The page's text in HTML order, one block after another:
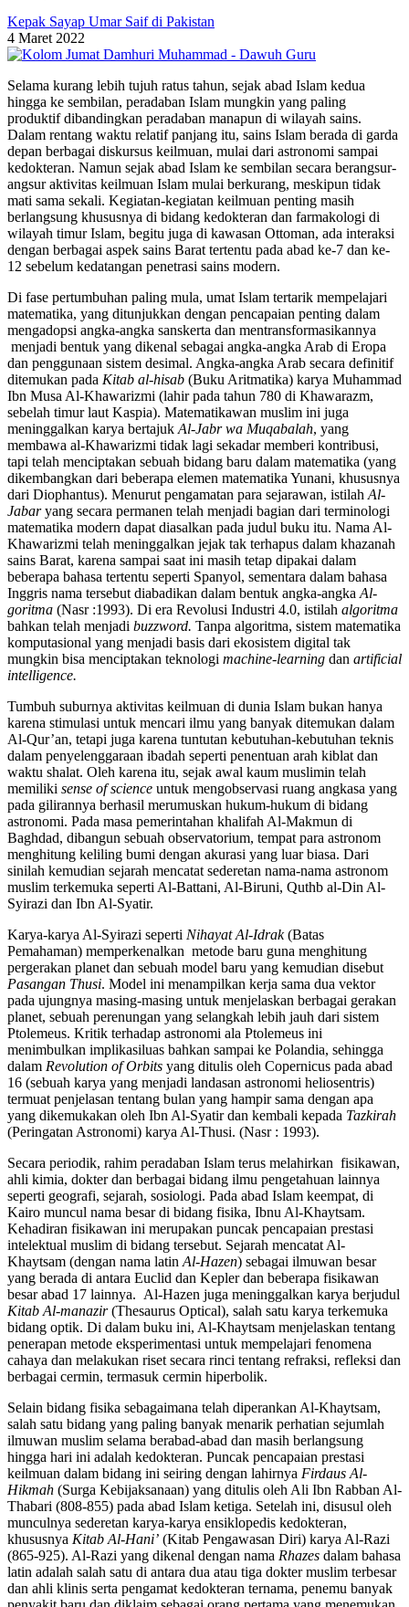
Kepak Sayap Umar Saif di Pakistan
4 Maret 2022
Selama kurang lebih tujuh ratus tahun, sejak abad Islam kedua
hingga ke sembilan, peradaban Islam mungkin yang paling
produktif dibandingkan peradaban manapun di wilayah sains.
Dalam rentang waktu relatif panjang itu, sains Islam berada di garda
depan berbagai diskursus keilmuan, mulai dari astronomi sampai
kedokteran. Namun sejak abad Islam ke sembilan secara berangsur-
angsur aktivitas keilmuan Islam mulai berkurang, meskipun tidak
mati sama sekali. Kegiatan-kegiatan keilmuan penting masih
berlangsung khususnya di bidang kedokteran dan farmakologi di
wilayah timur Islam, begitu juga di kawasan Ottoman, ada interaksi
dengan berbagai aspek sains Barat tertentu pada abad ke-7 dan ke-
12 sebelum kedatangan penetrasi sains modern.
Di fase pertumbuhan paling mula, umat Islam tertarik mempelajari
matematika, yang ditunjukkan dengan pencapaian penting dalam
mengadopsi angka-angka sanskerta dan mentransformasikannya
menjadi bentuk yang dikenal sebagai angka-angka Arab di Eropa
dan penggunaan sistem desimal. Angka-angka Arab secara definitif
ditemukan pada Kitab al-hisab (Buku Aritmatika) karya Muhammad
Ibn Musa Al-Khawarizmi (lahir pada tahun 780 di Khawarazm,
sebelah timur laut Kaspia). Matematikawan muslim ini juga
meninggalkan karya bertajuk Al-Jabr wa Muqabalah, yang
membawa al-Khawarizmi tidak lagi sekadar memberi kontribusi,
tapi telah menciptakan sebuah bidang baru dalam matematika (yang
dikembangkan dari beberapa elemen matematika Yunani, khususnya
dari Diophantus). Menurut pengamatan para sejarawan, istilah Al-
Jabaryang secara permanen telah menjadi bagian dari terminologi
matematika modern dapat diasalkan pada judul buku itu. Nama Al-
Khawarizmi telah meninggalkan jejak tak terhapus dalam khazanah
sains Barat, karena sampai saat ini masih tetap dipakai dalam
beberapa bahasa tertentu seperti Spanyol, sementara dalam bahasa
Inggris nama tersebut diabadikan dalam bentuk angka-angka Al-
goritma (Nasr :1993). Di era Revolusi Industri 4.0, istilah algoritma
bahkan telah menjadi buzzword. Tanpa algoritma, sistem matematika
komputasional yang menjadi basis dari ekosistem digital tak
mungkin bisa menciptakan teknologi machine-learning dan artificial
intelligence.
Tumbuh suburnya aktivitas keilmuan di dunia Islam bukan hanya
karena stimulasi untuk mencari ilmu yang banyak ditemukan dalam
Al-Qur’an, tetapi juga karena tuntutan kebutuhan-kebutuhan teknis
dalam penyelenggaraan ibadah seperti penentuan arah kiblat dan
waktu shalat. Oleh karena itu, sejak awal kaum muslimin telah
memiliki sense of science untuk mengobservasi ruang angkasa yang
pada gilirannya berhasil merumuskan hukum-hukum di bidang
astronomi. Pada masa pemerintahan khalifah Al-Makmun di
Baghdad, dibangun sebuah observatorium, tempat para astronom
menghitung keliling bumi dengan akurasi yang luar biasa. Dari
sinilah kemudian sejarah mencatat sederetan nama-nama astronom
muslim terkemuka seperti Al-Battani, Al-Biruni, Quthb al-Din Al-
Syirazi dan Ibn Al-Syatir.
Karya-karya Al-Syirazi seperti Nihayat Al-Idrak(Batas
Pemahaman) memperkenalkan metode baru guna menghitung
pergerakan planet dan sebuah model baru yang kemudian disebut
Pasangan Thusi. Model ini menampilkan kerja sama dua vektor
pada ujungnya masing-masing untuk menjelaskan berbagai gerakan
planet, sebuah perenungan yang selangkah lebih jauh dari sistem
Ptolemeus. Kritik terhadap astronomi ala Ptolemeus ini
menimbulkan implikasiluas bahkan sampai ke Polandia, sehingga
dalam Revolution of Orbits yang ditulis oleh Copernicus pada abad
16 (sebuah karya yang menjadi landasan astronomi heliosentris)
termuat penjelasan tentang bulan yang hampir sama dengan apa
yang dikemukakan oleh Ibn Al-Syatir dan kembali kepada Tazkirah
(Peringatan Astronomi) karya Al-Thusi. (Nasr : 1993).
Secara periodik, rahim peradaban Islam terus melahirkan fisikawan,
ahli kimia, dokter dan berbagai bidang ilmu pengetahuan lainnya
seperti geografi, sejarah, sosiologi. Pada abad Islam keempat, di
Kairo muncul nama besar di bidang fisika, Ibnu Al-Khaytsam.
Kehadiran fisikawan ini merupakan puncak pencapaian prestasi
intelektual muslim di bidang tersebut. Sejarah mencatat Al-
Khaytsam (dengan nama latin Al-Hazen) sebagai ilmuwan besar
yang berada di antara Euclid dan Kepler dan beberapa fisikawan
besar abad 17 lainnya. Al-Hazen juga meninggalkan karya berjudul
Kitab Al-manazir(Thesaurus Optical), salah satu karya terkemuka
bidang optik. Di dalam buku ini, Al-Khaytsam menjelaskan tentang
penerapan metode eksperimentasi untuk mempelajari fenomena
cahaya dan melakukan riset secara rinci tentang refraksi, refleksi dan
berbagai cermin, termasuk cermin hiperbolik.
Selain bidang fisika sebagaimana telah diperankan Al-Khaytsam,
salah satu bidang yang paling banyak menarik perhatian sejumlah
ilmuwan muslim selama berabad-abad dan masih berlangsung
hingga hari ini adalah kedokteran. Puncak pencapaian prestasi
keilmuan dalam bidang ini seiring dengan lahirnya Firdaus Al-
Hikmah (Surga Kebijaksanaan) yang ditulis oleh Ali Ibn Rabban Al-
Thabari (808-855) pada abad Islam ketiga. Setelah ini, disusul oleh
munculnya sederetan karya-karya ensiklopedis kedokteran,
khususnya Kitab Al-Hani’ (Kitab Pengawasan Diri) karya Al-Razi
(865-925). Al-Razi yang dikenal dengan nama Rhazes dalam bahasa
latin adalah salah satu di antara dua atau tiga dokter muslim terbesar
dan ahli klinis serta pengamat kedokteran ternama, penemu banyak